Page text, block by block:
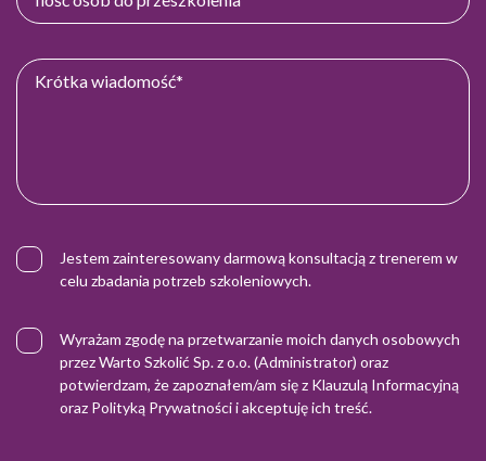
Jestem zainteresowany darmową konsultacją z trenerem w
celu zbadania potrzeb szkoleniowych.
Wyrażam zgodę na przetwarzanie moich danych osobowych
przez Warto Szkolić Sp. z o.o. (Administrator) oraz
potwierdzam, że zapoznałem/am się z Klauzulą Informacyjną
oraz Polityką Prywatnościi akceptuję ich treść.